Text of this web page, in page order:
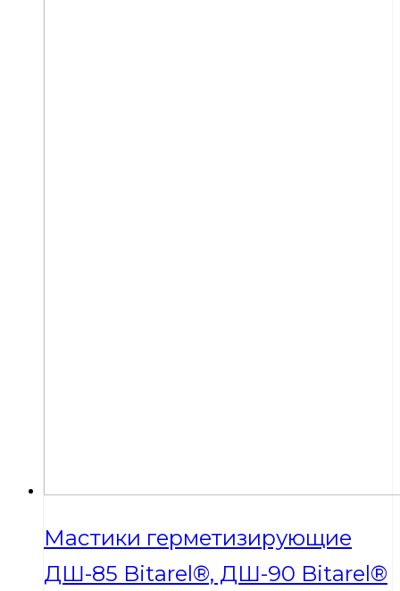
Мастики герметизирующие
ДШ-85 Bitarel®, ДШ-90 Bitarel®